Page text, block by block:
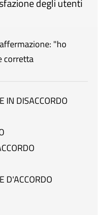
degli utenti
"ho
corretta
IN DISACCORDO
D'ACCORDO